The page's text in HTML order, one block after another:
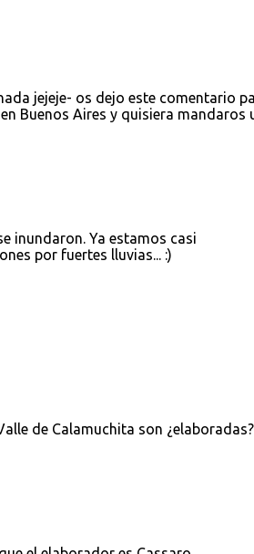
jejeje- os dejo este comentario
Buenos Aires y quisiera mandaros
inundaron. Ya estamos casi
por fuertes lluvias... :)
de Calamuchita son